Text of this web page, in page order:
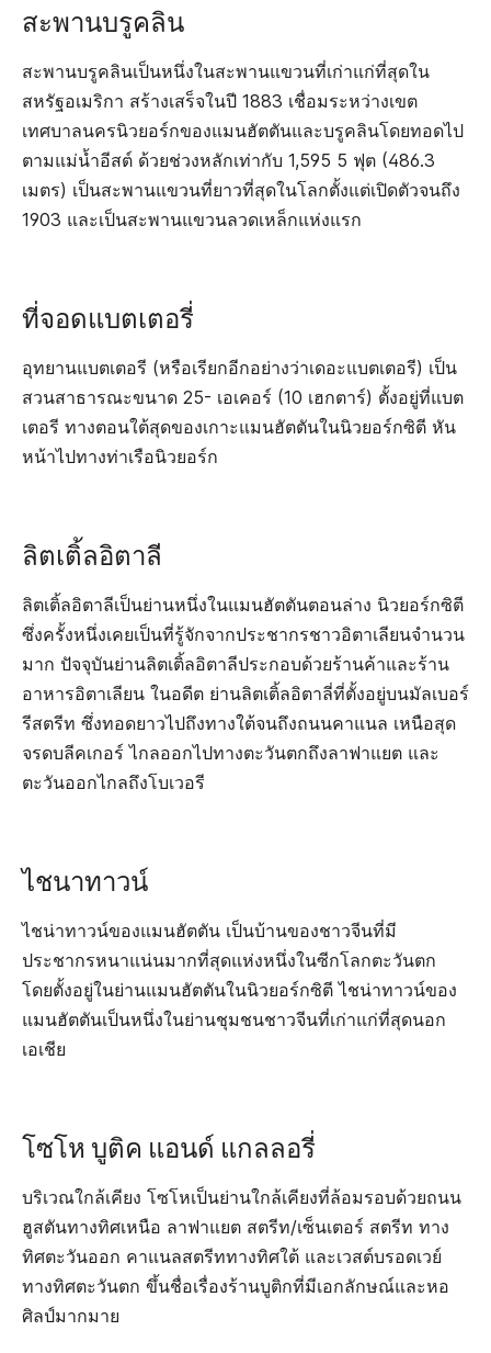
สะพานบรูคลิน
สะพานบรูคลินเป็นหนึ่งในสะพานแขวนที่เก่าแก่ที่สุดใน
สหรัฐอเมริกา สร้างเสร็จในปี 1883 เชื่อมระหว่างเขต
เทศบาลนครนิวยอร์กของแมนฮัตตันและบรูคลินโดยทอดไป
ตามแม่น้ำอีสต์ ด้วยช่วงหลักเท่ากับ 1,595 5 ฟุต (486.3
เมตร) เป็นสะพานแขวนที่ยาวที่สุดในโลกตั้งแต่เปิดตัวจนถึง
1903 และเป็นสะพานแขวนลวดเหล็กแห่งแรก
ที่จอดแบตเตอรี่
อุทยานแบตเตอรี (หรือเรียกอีกอย่างว่าเดอะแบตเตอรี) เป็น
สวนสาธารณะขนาด 25- เอเคอร์ (10 เฮกตาร์) ตั้งอยู่ที่แบต
เตอรี ทางตอนใต้สุดของเกาะแมนฮัตตันในนิวยอร์กซิตี หัน
หน้าไปทางท่าเรือนิวยอร์ก
ลิตเติ้ลอิตาลี
ลิตเติ้ลอิตาลีเป็นย่านหนึ่งในแมนฮัตตันตอนล่าง นิวยอร์กซิตี
ซึ่งครั้งหนึ่งเคยเป็นที่รู้จักจากประชากรชาวอิตาเลียนจำนวน
มาก ปัจจุบันย่านลิตเติ้ลอิตาลีประกอบด้วยร้านค้าและร้าน
อาหารอิตาเลียน ในอดีต ย่านลิตเติ้ลอิตาลี่ที่ตั้งอยู่บนมัลเบอร์
รีสตรีท ซึ่งทอดยาวไปถึงทางใต้จนถึงถนนคาแนล เหนือสุด
จรดบลีคเกอร์ ไกลออกไปทางตะวันตกถึงลาฟาแยต และ
ตะวันออกไกลถึงโบเวอรี
ไชนาทาวน์
ไชน่าทาวน์ของแมนฮัตตัน เป็นบ้านของชาวจีนที่มี
ประชากรหนาแน่นมากที่สุดแห่งหนึ่งในซีกโลกตะวันตก
โดยตั้งอยู่ในย่านแมนฮัตตันในนิวยอร์กซิตี ไชน่าทาวน์ของ
แมนฮัตตันเป็นหนึ่งในย่านชุมชนชาวจีนที่เก่าแก่ที่สุดนอก
เอเชีย
โซโห บูติค แอนด์ แกลลอรี่
บริเวณใกล้เคียง โซโหเป็นย่านใกล้เคียงที่ล้อมรอบด้วยถนน
ฮูสตันทางทิศเหนือ ลาฟาแยต สตรีท/เซ็นเตอร์ สตรีท ทาง
ทิศตะวันออก คาแนลสตรีททางทิศใต้ และเวสต์บรอดเวย์
ทางทิศตะวันตก ขึ้นชื่อเรื่องร้านบูติกที่มีเอกลักษณ์และหอ
ศิลป์มากมาย